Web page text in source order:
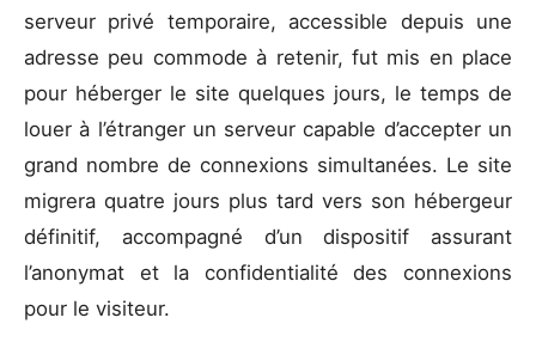
serveur privé temporaire, accessible depuis une
adresse peu commode à retenir, fut mis en place
pour héberger le site quelques jours, le temps de
louer à l’étranger un serveur capable d’accepter un
grand nombre de connexions simultanées. Le site
migrera quatre jours plus tard vers son hébergeur
définitif, accompagné d’un dispositif assurant
l’anonymat et la confidentialité des connexions
pour le visiteur.